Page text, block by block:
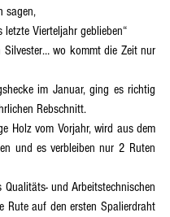
sagen,
Vierteljahr geblieben“
Silvester… wo kommt die Zeit nur
im Januar, ging es richtig
Rebschnitt.
Holz vom Vorjahr, wird aus dem
und es verbleiben nur 2 Ruten
Qualitäts- und Arbeitstechnischen
Rute auf den ersten Spalierdraht